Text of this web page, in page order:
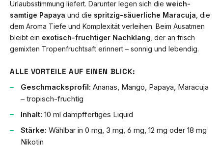
Urlaubsstimmung liefert. Darunter legen sich die weich-
samtige Papaya und die spritzig-säuerliche Maracuja , die
dem Aroma Tiefe und Komplexität verleihen. Beim Ausatmen
bleibt ein exotisch-fruchtiger Nachklang , der an frisch
gemixten Tropenfruchtsaft erinnert – sonnig und lebendig.
ALLE VORTEILE AUF EINEN BLICK:
Geschmacksprofil: Ananas, Mango, Papaya, Maracuja
– tropisch-fruchtig
Inhalt: 10 ml dampffertiges Liquid
Stärke: Wählbar in 0 mg, 3 mg, 6 mg, 12 mg oder 18 mg
Nikotin